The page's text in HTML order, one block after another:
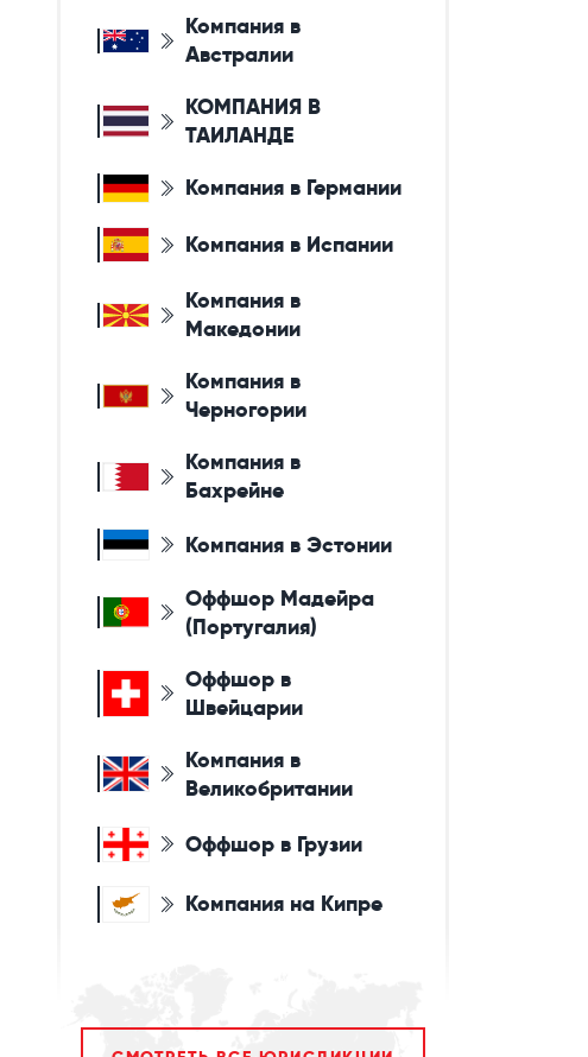
Компания в
Австралии
КОМПАНИЯ В
ТАИЛАНДЕ
Компания в Германии
Компания в Испании
Компания в
Македонии
Компания в
Черногории
Компания в
Бахрейне
Компания в Эстонии
Оффшор Мадейра
(Португалия)
Оффшор в
Швейцарии
Компания в
Великобритании
Оффшор в Грузии
Компания на Кипре